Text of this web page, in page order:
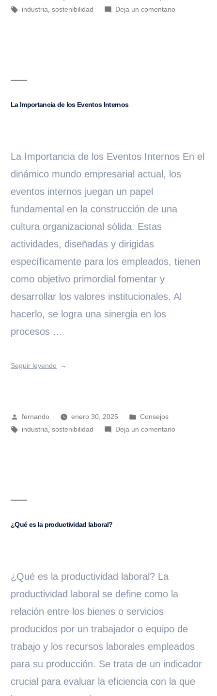
industria,sostenibilidad Deja un comentario
La Importancia de los Eventos Internos
La Importancia de los Eventos Internos En el
dinámico mundo empresarial actual, los
eventos internos juegan un papel
fundamental en la construcción de una
cultura organizacional sólida. Estas
actividades, diseñadas y dirigidas
específicamente para los empleados, tienen
como objetivo primordial fomentar y
desarrollar los valores institucionales. Al
hacerlo, se logra una sinergia en los
procesos …
Seguir leyendo
fernando enero 30, 2025
Consejos
industria,sostenibilidad Deja un comentario
¿Qué es la productividad laboral?
¿Qué es la productividad laboral? La
productividad laboral se define como la
relación entre los bienes o servicios
producidos por un trabajador o equipo de
trabajo y los recursos laborales empleados
para su producción. Se trata de un indicador
crucial para evaluar la eficiencia con la que